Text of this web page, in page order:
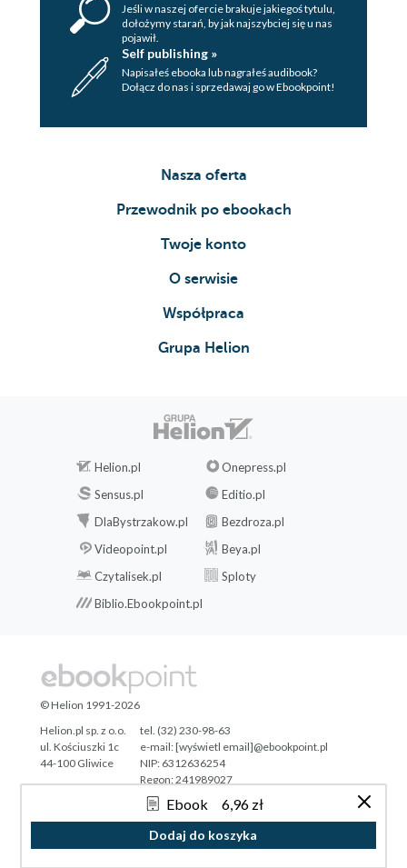
Ebook 6,96 zł
Dodaj do koszyka
Jeśli w naszej ofercie brakuje jakiegoś tytulu,
dołożymy starań, by jak najszybciej się u nas
pojawił.
Self publishing »
Napisałeś ebooka lub nagrałeś audibook?
Dołącz do nas i sprzedawaj go w Ebookpoint!
Nasza oferta
Przewodnik po ebookach
Twoje konto
O serwisie
Współpraca
Grupa Helion
Helion.pl
Onepress.pl
Sensus.pl
Editio.pl
DlaBystrzakow.pl
Bezdroza.pl
Videopoint.pl
Beya.pl
Czytalisek.pl
Sploty
Biblio.Ebookpoint.pl
Tonik.pl
© Helion 1991-2026
Helion.pl sp. z o.o.
ul. Kościuszki 1c
44-100 Gliwice
tel. (32) 230-98-63
e-mail:[wyświetl email]@ebookpoint.pl
NIP: 6312636254
Regon: 241989027